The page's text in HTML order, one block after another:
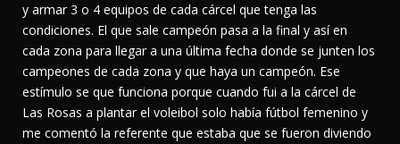
y armar 3 o 4 equipos de cada cárcel que tenga las
condiciones. El que sale campeón pasa a la final y así en
cada zona para llegar a una última fecha donde se junten los
campeones de cada zona y que haya un campeón. Ese
estímulo se que funciona porque cuando fui a la cárcel de
Las Rosas a plantar el voleibol solo había fútbol femenino y
me comentó la referente que estaba que se fueron diviendo